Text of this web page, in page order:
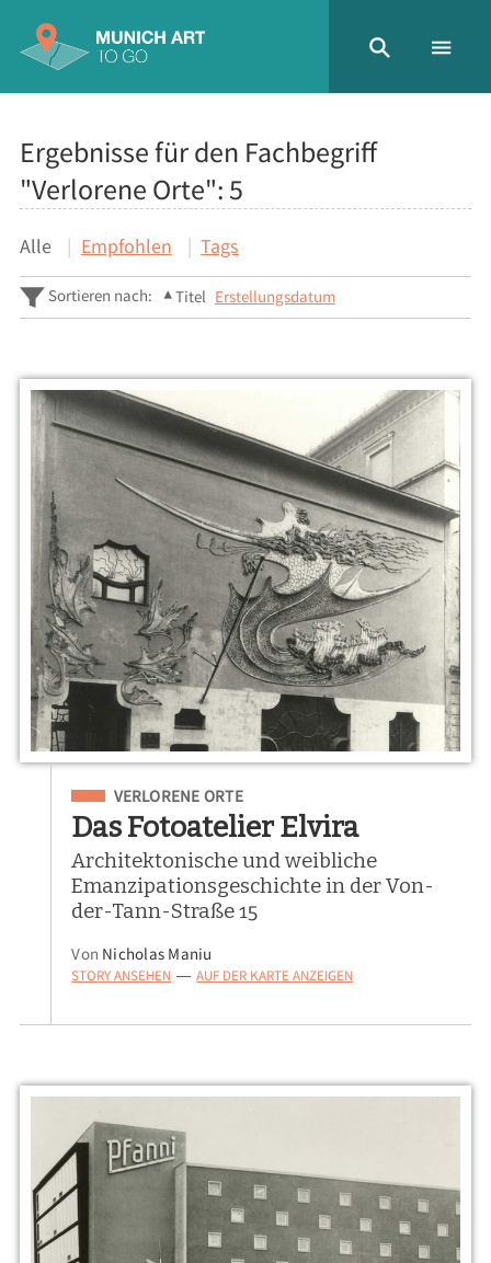
Ergebnisse für den Fachbegriff
"Verlorene Orte": 5
Alle Empfohlen Tags
Sortieren nach: Titel Erstellungsdatum
Eingeordnet unter
VERLORENE ORTE
Das Fotoatelier Elvira
Architektonische und weibliche
Emanzipationsgeschichte in der Von-
der-Tann-Straße 15
Von Nicholas Maniu
STORY ANSEHEN — AUF DER KARTE ANZEIGEN